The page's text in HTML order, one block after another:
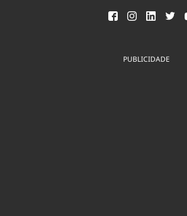
PUBLICIDADE